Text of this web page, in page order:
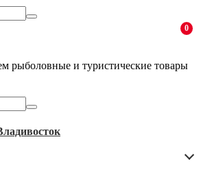
0
рыболовные и туристические товары